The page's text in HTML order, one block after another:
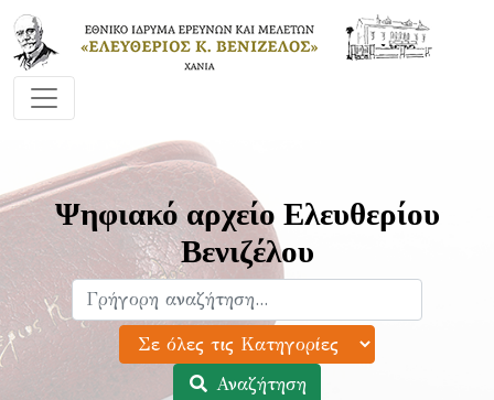
Ψηφιακό αρχείο Ελευθερίου
Βενιζέλου
Αναζήτηση